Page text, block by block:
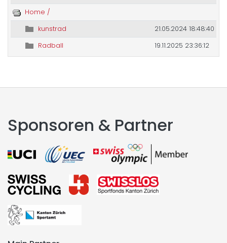
Home /
kunstrad
21.05.2024 18:48:40
Radball
19.11.2025 23:36:12
Sponsoren & Partner